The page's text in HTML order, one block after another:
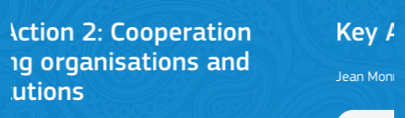
Key Action 3
Jean Monnet Actions